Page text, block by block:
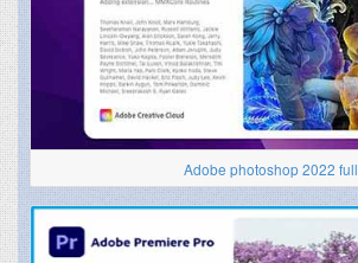
Adobe photoshop 2022 full